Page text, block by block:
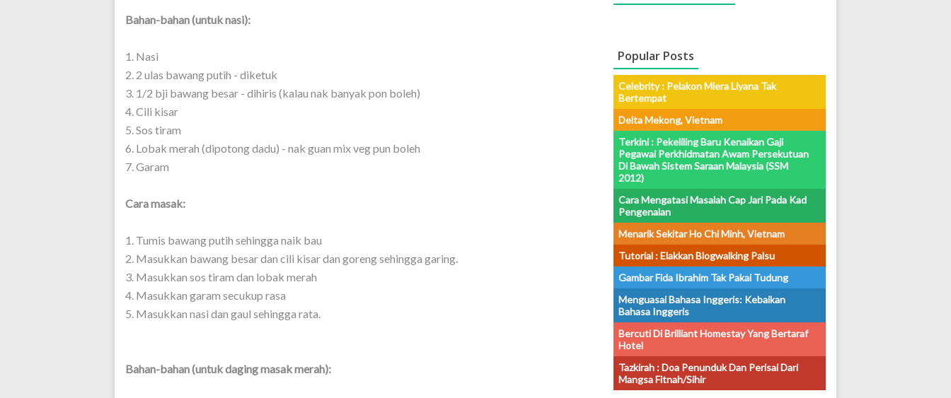
Bahan-bahan (untuk nasi):
1. Nasi
2. 2 ulas bawang putih - diketuk
3. 1/2 bji bawang besar - dihiris (kalau nak banyak pon boleh)
4. Cili kisar
5. Sos tiram
6. Lobak merah (dipotong dadu) - nak guan mix veg pun boleh
7. Garam
Cara masak:
1. Tumis bawang putih sehingga naik bau
2. Masukkan bawang besar dan cili kisar dan goreng sehingga garing.
3. Masukkan sos tiram dan lobak merah
4. Masukkan garam secukup rasa
5. Masukkan nasi dan gaul sehingga rata.
Bahan-bahan (untuk daging masak merah):
Popular Posts
Celebrity : Pelakon Miera Liyana Tak
Bertempat
Delta Mekong, Vietnam
Terkini : Pekeliling Baru Kenaikan Gaji
Pegawai Perkhidmatan Awam Persekutuan
Di Bawah Sistem Saraan Malaysia (SSM
2012)
Cara Mengatasi Masalah Cap Jari Pada Kad
Pengenalan
Menarik Sekitar Ho Chi Minh, Vietnam
Tutorial : Elakkan Blogwalking Palsu
Gambar Fida Ibrahim Tak Pakai Tudung
Menguasai Bahasa Inggeris: Kebaikan
Bahasa Inggeris
Bercuti Di Brilliant Homestay Yang Bertaraf
Hotel
Tazkirah : Doa Penunduk Dan Perisai Dari
Mangsa Fitnah/sihir